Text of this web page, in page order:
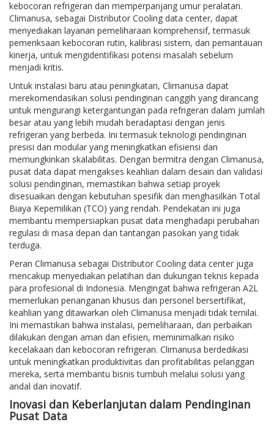
kebocoran refrigeran dan memperpanjang umur peralatan.
Climanusa, sebagai Distributor Cooling data center, dapat
menyediakan layanan pemeliharaan komprehensif, termasuk
pemeriksaan kebocoran rutin, kalibrasi sistem, dan pemantauan
kinerja, untuk mengidentifikasi potensi masalah sebelum
menjadi kritis.
Untuk instalasi baru atau peningkatan, Climanusa dapat
merekomendasikan solusi pendinginan canggih yang dirancang
untuk mengurangi ketergantungan pada refrigeran dalam jumlah
besar atau yang lebih mudah beradaptasi dengan jenis
refrigeran yang berbeda. Ini termasuk teknologi pendinginan
presisi dan modular yang meningkatkan efisiensi dan
memungkinkan skalabilitas. Dengan bermitra dengan Climanusa,
pusat data dapat mengakses keahlian dalam desain dan validasi
solusi pendinginan, memastikan bahwa setiap proyek
disesuaikan dengan kebutuhan spesifik dan menghasilkan Total
Biaya Kepemilikan (TCO) yang rendah. Pendekatan ini juga
membantu mempersiapkan pusat data menghadapi perubahan
regulasi di masa depan dan tantangan pasokan yang tidak
terduga.
Peran Climanusa sebagai Distributor Cooling data center juga
mencakup menyediakan pelatihan dan dukungan teknis kepada
para profesional di Indonesia. Mengingat bahwa refrigeran A2L
memerlukan penanganan khusus dan personel bersertifikat,
keahlian yang ditawarkan oleh Climanusa menjadi tidak ternilai.
Ini memastikan bahwa instalasi, pemeliharaan, dan perbaikan
dilakukan dengan aman dan efisien, meminimalkan risiko
kecelakaan dan kebocoran refrigeran. Climanusa berdedikasi
untuk meningkatkan produktivitas dan profitabilitas pelanggan
mereka, serta membantu bisnis tumbuh melalui solusi yang
andal dan inovatif.
Inovasi dan Keberlanjutan dalam Pendinginan
Pusat Data